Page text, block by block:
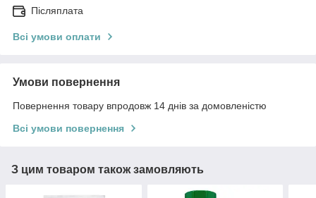
Післяплата
Всі умови оплати
Умови повернення
Повернення товару впродовж 14 днів за домовленістю
Всі умови повернення
З цим товаром також замовляють